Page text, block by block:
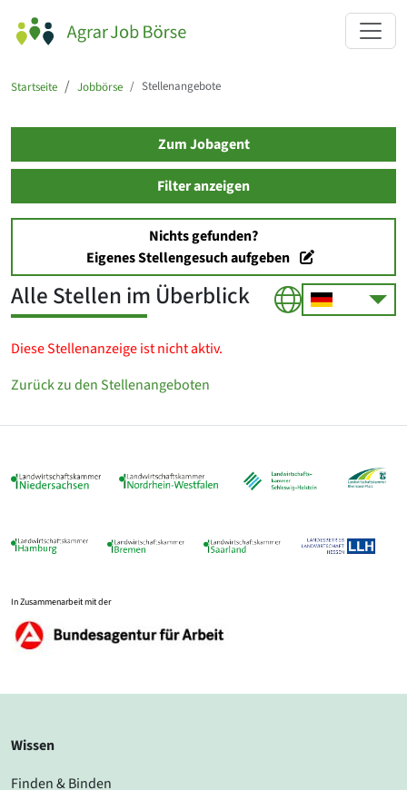
Startseite Jobbörse Stellenangebote
Zum Jobagent
Filter anzeigen
Nichts gefunden?
Eigenes Stellengesuch aufgeben
Alle Stellen im Überblick
Diese Stellenanzeige ist nicht aktiv.
Zurück zu den Stellenangeboten
In Zusammenarbeit mit der
Wissen
Finden & Binden